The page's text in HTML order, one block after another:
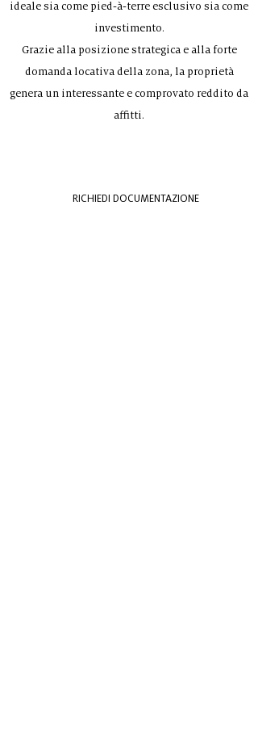
ideale sia come pied-à-terre esclusivo sia come
investimento.
Grazie alla posizione strategica e alla forte
domanda locativa della zona, la proprietà
genera un interessante e comprovato reddito da
affitti.
RICHIEDI DOCUMENTAZIONE